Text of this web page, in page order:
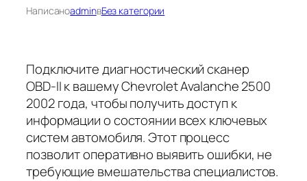
НаписаноadminвБез категории
Подключите диагностический сканер
OBD-II к вашему Chevrolet Avalanche 2500
2002 года, чтобы получить доступ к
информации о состоянии всех ключевых
систем автомобиля. Этот процесс
позволит оперативно выявить ошибки, не
требующие вмешательства специалистов.